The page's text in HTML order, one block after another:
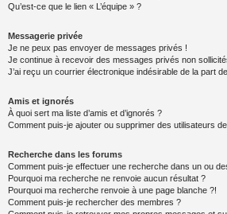
Qu’est-ce que le lien « L’équipe » ?
Messagerie privée
Je ne peux pas envoyer de messages privés !
Je continue à recevoir des messages privés non
J’ai reçu un courrier électronique indésirable de la part
Amis et ignorés
À quoi sert ma liste d’amis et d’ignorés ?
Comment puis-je ajouter ou supprimer des utilisateurs de
Recherche dans les forums
Comment puis-je effectuer une recherche dans un ou
Pourquoi ma recherche ne renvoie aucun résultat ?
Pourquoi ma recherche renvoie à une page blanche ?!
Comment puis-je rechercher des membres ?